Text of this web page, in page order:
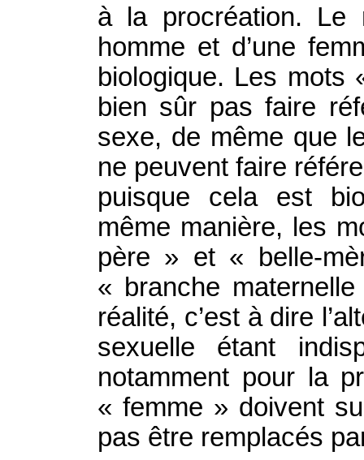
à la procréation. Le
homme et d’une
biologique. Les
bien sûr pas faire
sexe, de même que
ne peuvent faire
puisque cela est
même manière, les
père » et « belle-
« branche
réalité, c’est à dire
sexuelle étant
notamment pour la
« femme » doivent
pas être remplacés